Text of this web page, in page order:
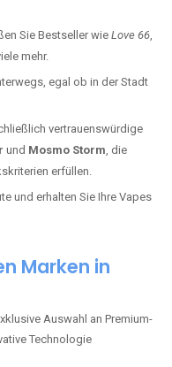
Sie Bestseller wie Love 66,
mehr.
egal ob in der Stadt
vertrauenswürdige
und Mosmo Storm, die
erfüllen.
und erhalten Sie Ihre Vapes
Marken in
Auswahl an Premium-
Technologie